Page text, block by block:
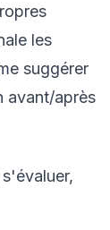
les
suggérer
avant/après